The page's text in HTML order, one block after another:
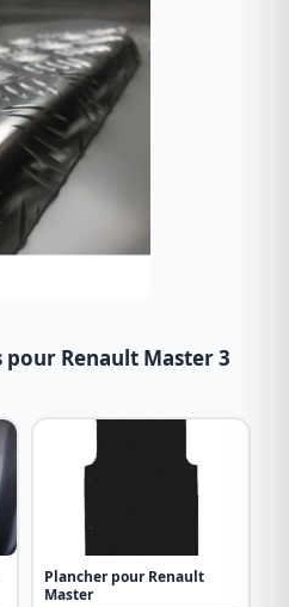
Renault Master 3
Plancher pour Renault
Master